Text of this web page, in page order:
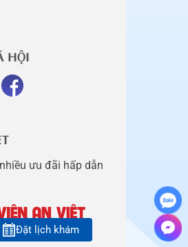
HỘI
ưu đãi hấp dẫn
Đặt lịch khám